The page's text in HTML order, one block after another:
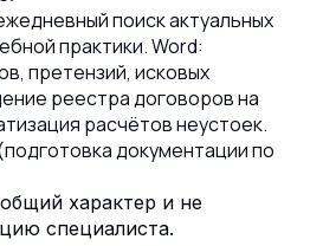
поиск актуальных
практики. Word:
претензий, исковых
реестра договоров на
расчётов неустоек.
документации по
характер и не
специалиста.